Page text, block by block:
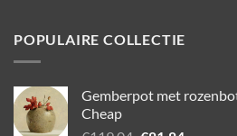
POPULAIRE COLLECTIE
Gemberpot met
Cheap